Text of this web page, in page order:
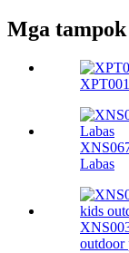
Mga
Labas
outdoor